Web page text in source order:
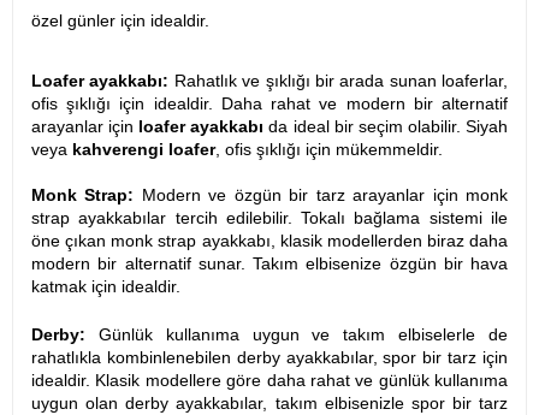
özel günler için idealdir.
Loafer ayakkabı: Rahatlık ve şıklığı bir arada sunan loaferlar,
ofis şıklığı için idealdir. Daha rahat ve modern bir alternatif
arayanlar için loafer ayakkabıda ideal bir seçim olabilir. Siyah
veya kahverengi loafer, ofis şıklığı için mükemmeldir.
Monk Strap: Modern ve özgün bir tarz arayanlar için monk
strap ayakkabılar tercih edilebilir. Tokalı bağlama sistemi ile
öne çıkan monk strap ayakkabı, klasik modellerden biraz daha
modern bir alternatif sunar. Takım elbisenize özgün bir hava
katmak için idealdir.
Derby: Günlük kullanıma uygun ve takım elbiselerle de
rahatlıkla kombinlenebilen derby ayakkabılar, spor bir tarz için
idealdir. Klasik modellere göre daha rahat ve günlük kullanıma
uygun olan derby ayakkabılar, takım elbisenizle spor bir tarz